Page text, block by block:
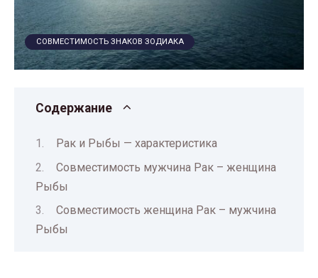
СОВМЕСТИМОСТЬ ЗНАКОВ ЗОДИАКА
Содержание
Рак и Рыбы — характеристика
Совместимость мужчина Рак – женщина
Рыбы
Совместимость женщина Рак – мужчина
Рыбы